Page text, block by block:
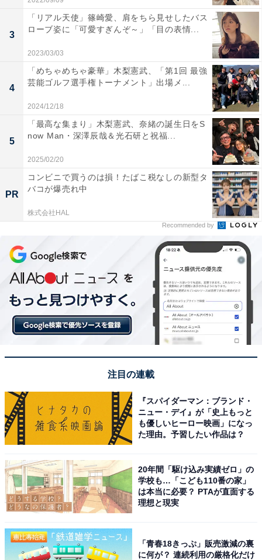
3
「リアル天使」篠崎愛、肩をちら見せしたバス
ローブ姿に「可愛すぎんぞ～」「目の表情...
2023/03/03
4
「めちゃめちゃ豪華」木梨憲武、「第1回 最強
芸能ゴルフ選手権トーナメント」出場メ...
2024/12/18
5
「最高な集まり」木梨憲武、奈緒の誕生日をS
now Man・深澤辰哉＆光石研と祝福...
2025/02/20
PR
コンビニで買うのは損！たばこ税なしの新型タ
バコが爆売れ中
株式会社HAL
Recommended by
注目の連載
『スパイダーマン：ブランド・
ニュー・デイ』が「史上もっと
も優しいヒーロー映画」になっ
た理由。予習したい作品は？
20年間「駆け込み実績ゼロ」の
学校も…「こども110番の家」
は本当に必要？ PTAが直面する
理想と現実
「青春18きっぷ」販売激減の裏
に何が？ 連続利用の厳格化だけ